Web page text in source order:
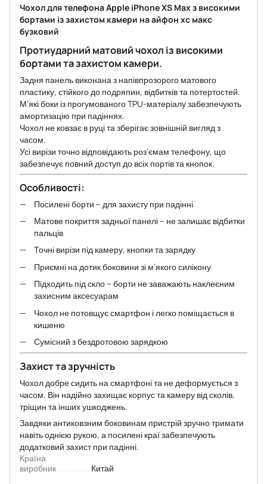
Чохол для телефона Apple iPhone XS Max з високими
бортами із захистом камери на айфон хс макс
бузковий
Протиударний матовий чохол із високими
бортами та захистом камери.
Задня панель виконана з напівпрозорого матового
пластику, стійкого до подряпин, відбитків та потертостей.
М’які боки із прогумованого TPU-матеріалу забезпечують
амортизацію при падіннях.
Чохол не ковзає в руці та зберігає зовнішній вигляд з
часом.
Усі вирізи точно відповідають роз’ємам телефону, що
забезпечує повний доступ до всіх портів та кнопок.
Особливості:
Посилені борти – для захисту при падінні
Матове покриття задньої панелі – не залишає відбитки
пальців
Точні вирізи під камеру, кнопки та зарядку
Приємні на дотик боковини зі м’якого силікону
Підходить під скло – борти не заважають наклеєним
захисним аксесуарам
Чохол не потовщує смартфон і легко поміщається в
кишеню
Сумісний з бездротовою зарядкою
Захист та зручність
Чохол добре сидить на смартфоні та не деформується з
часом. Він надійно захищає корпус та камеру від сколів,
тріщин та інших ушкоджень.
Завдяки антиковзним боковинам пристрій зручно тримати
навіть однією рукою, а посилені краї забезпечують
додатковий захист при падінні.
Країна
виробник
Китай